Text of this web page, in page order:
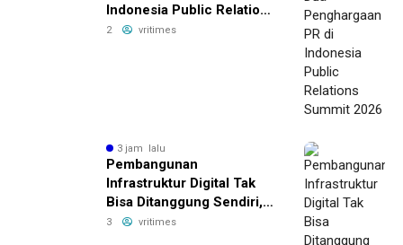
Indonesia Public Relations
Summit 2026
2 vritimes
3 jam lalu
Pembangunan
Infrastruktur Digital Tak
Bisa Ditanggung Sendiri,
MASTEL Ajak OTT Global
3 vritimes